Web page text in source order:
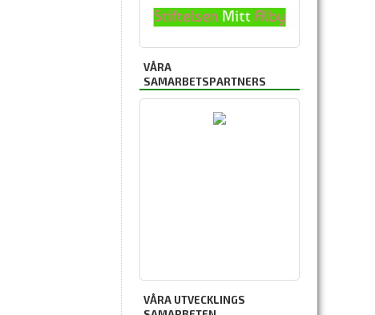
VÅRA
SAMARBETSPARTNERS
VÅRA UTVECKLINGS